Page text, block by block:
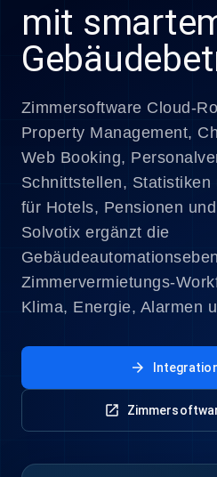
mit
Zimmersoftware Cloud-
Property Management,
Web Booking,
Schnittstellen, Statistiken
für Hotels, Pensionen
Solvotix ergänzt die
Zimmervermietungs-
Klima, Energie, Alarmen
arrow_forward
open_in_new